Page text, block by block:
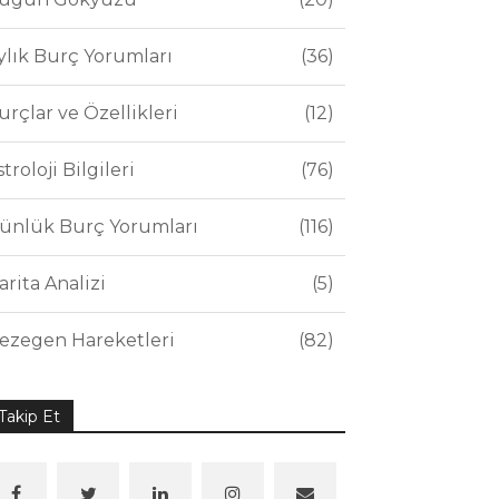
Burç Yorumları 36
ve Özellikleri 12
Bilgileri 76
Burç Yorumları 116
Analizi 5
Hareketleri 82
Et